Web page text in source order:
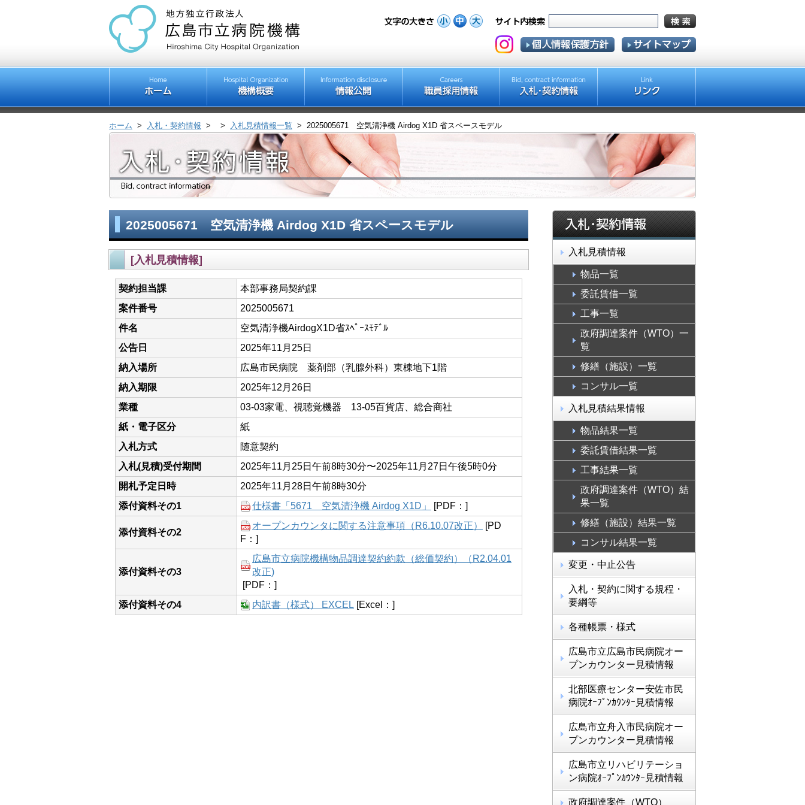
ホーム > 入札・契約情報 > > 入札見積情報一覧 > 2025005671 空気清浄機 Airdog X1D 省スペースモデル
2025005671 空気清浄機 Airdog X1D 省スペースモデル
[入札見積情報]
契約担当課
本部事務局契約課
案件番号
2025005671
件名
空気清浄機AirdogX1D省ｽﾍﾟｰｽﾓﾃﾞﾙ
公告日
2025年11月25日
納入場所
広島市民病院 薬剤部（乳腺外科）東棟地下1階
納入期限
2025年12月26日
業種
03-03家電、視聴覚機器 13-05百貨店、総合商社
紙・電子区分
紙
入札方式
随意契約
入札(見積)受付期間
2025年11月25日午前8時30分〜2025年11月27日午後5時0分
開札予定日時
2025年11月28日午前8時30分
添付資料その1
仕様書「5671 空気清浄機 Airdog X1D」 [PDF：]
添付資料その2
オープンカウンタに関する注意事項（R6.10.07改正）
[PD
F：]
添付資料その3
広島市立病院機構物品調達契約約款（総価契約）（R2.04.01
改正)
[PDF：]
添付資料その4
内訳書（様式） EXCEL [Excel：]
入札見積情報
物品一覧
委託賃借一覧
工事一覧
政府調達案件（WTO）一
覧
修繕（施設）一覧
コンサル一覧
入札見積結果情報
物品結果一覧
委託賃借結果一覧
工事結果一覧
政府調達案件（WTO）結
果一覧
修繕（施設）結果一覧
コンサル結果一覧
変更・中止公告
入札・契約に関する規程・
要綱等
各種帳票・様式
広島市立広島市民病院オー
プンカウンター見積情報
北部医療センター安佐市民
病院ｵｰﾌﾟﾝｶｳﾝﾀｰ見積情報
広島市立舟入市民病院オー
プンカウンター見積情報
広島市立リハビリテーショ
ン病院ｵｰﾌﾟﾝｶｳﾝﾀｰ見積情報
政府調達案件（WTO）